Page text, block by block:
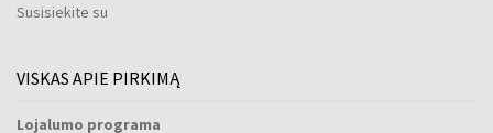
Susisiekite su
VISKAS APIE PIRKIMĄ
Lojalumo programa